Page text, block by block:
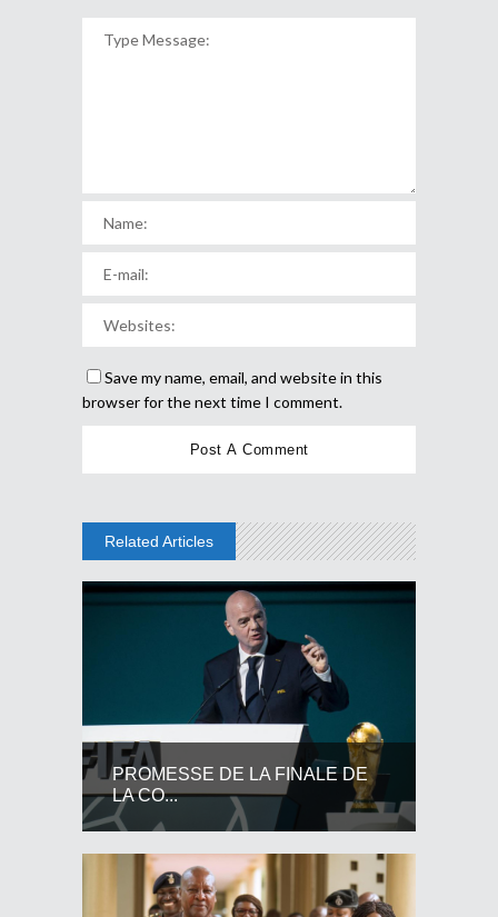
Save my name, email, and website in this
browser for the next time I comment.
Related Articles
PROMESSE DE LA FINALE DE
LA CO...